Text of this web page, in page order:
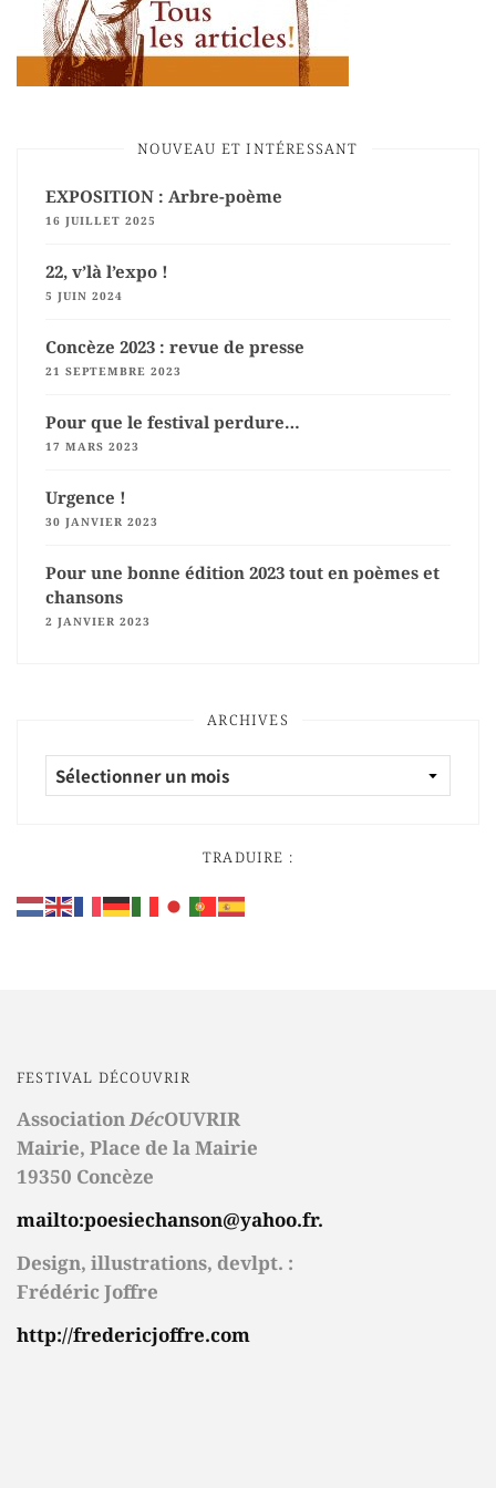
NOUVEAU ET INTÉRESSANT
EXPOSITION : Arbre-poème
16 JUILLET 2025
22, v’là l’expo !
5 JUIN 2024
Concèze 2023 : revue de presse
21 SEPTEMBRE 2023
Pour que le festival perdure…
17 MARS 2023
Urgence !
30 JANVIER 2023
Pour une bonne édition 2023 tout en poèmes et
chansons
2 JANVIER 2023
ARCHIVES
TRADUIRE :
FESTIVAL DÉCOUVRIR
AssociationDécOUVRIR
Mairie, Place de la Mairie
19350 Concèze
mailto:poesiechanson@yahoo.fr.
Design, illustrations, devlpt. :
Frédéric Joffre
http://fredericjoffre.com